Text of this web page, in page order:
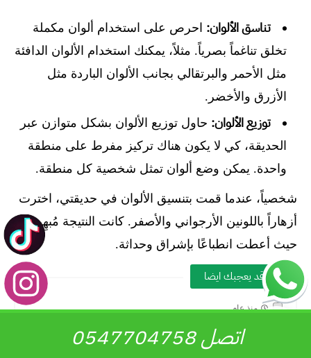
تناسق الألوان: احرص على استخدام ألوان مكملة
تخلق تناغماً بصرياً. مثلاً، يمكنك استخدام الألوان الدافئة
مثل الأحمر والبرتقالي بجانب الألوان الباردة مثل
الأزرق والأخضر.
توزيع الألوان: حاول توزيع الألوان بشكل متوازن عبر
الحديقة، كي لا يكون هناك تركيز مفرط على منطقة
واحدة. يمكن وضع ألوان تمثل شخصية كل منطقة.
شخصياً، عندما قمت بتنسيق الألوان في حديقتي، اخترت
أزهاراً باللونين الأرجواني والأصفر. كانت النتيجة مُبهِرة،
حيث أعطت انطباعًا بإشراق وحداثة.
قد يعجبك ايضا
منذ عام
اتصل 0547704758